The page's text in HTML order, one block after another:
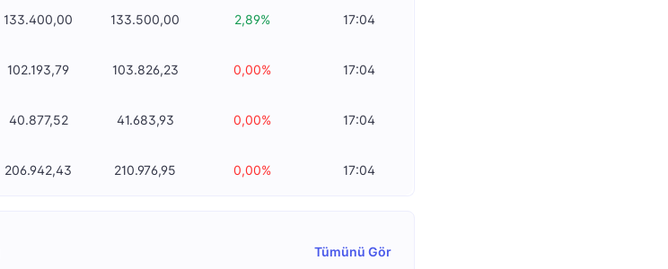
133.400,00 133.500,00 2,89% 17:04
102.193,79 103.826,23 0,00% 17:04
40.877,52 41.683,93 0,00% 17:04
206.942,43 210.976,95 0,00% 17:04
Tümünü Gör